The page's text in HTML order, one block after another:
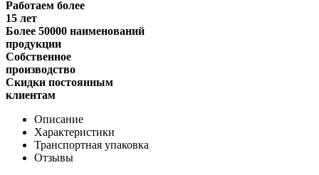
Работаем более
15 лет
Более 50000 наименований
продукции
Собственное
производство
Скидки постоянным
клиентам
Описание
Характеристики
Транспортная упаковка
Отзывы